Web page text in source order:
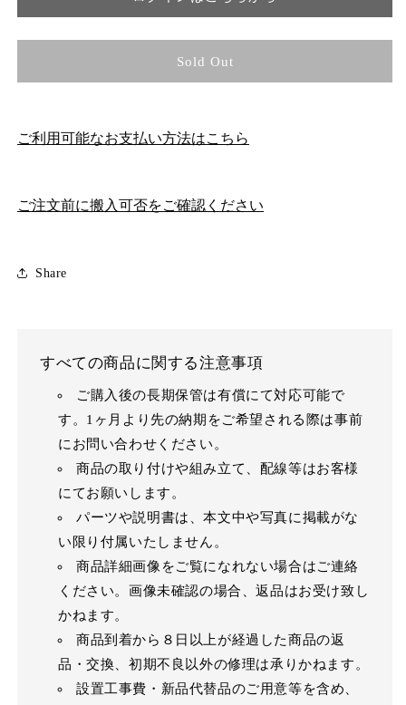
Sold Out
ご利用可能なお支払い方法はこちら
ご注文前に搬入可否をご確認ください
Share
すべての商品に関する注意事項
ご購入後の長期保管は有償にて対応可能で
す。1ヶ月より先の納期をご希望される際は事前
にお問い合わせください。
商品の取り付けや組み立て、配線等はお客様
にてお願いします。
パーツや説明書は、本文中や写真に掲載がな
い限り付属いたしません。
商品詳細画像をご覧になれない場合はご連絡
ください。画像未確認の場合、返品はお受け致し
かねます。
商品到着から８日以上が経過した商品の返
品・交換、初期不良以外の修理は承りかねます。
設置工事費・新品代替品のご用意等を含め、